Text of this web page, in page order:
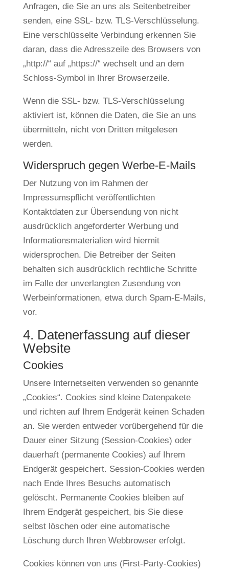
Anfragen, die Sie an uns als Seitenbetreiber
senden, eine SSL- bzw. TLS-Verschlüsselung.
Eine verschlüsselte Verbindung erkennen Sie
daran, dass die Adresszeile des Browsers von
„http://“ auf „https://“ wechselt und an dem
Schloss-Symbol in Ihrer Browserzeile.
Wenn die SSL- bzw. TLS-Verschlüsselung
aktiviert ist, können die Daten, die Sie an uns
übermitteln, nicht von Dritten mitgelesen
werden.
Widerspruch gegen Werbe-E-Mails
Der Nutzung von im Rahmen der
Impressumspflicht veröffentlichten
Kontaktdaten zur Übersendung von nicht
ausdrücklich angeforderter Werbung und
Informationsmaterialien wird hiermit
widersprochen. Die Betreiber der Seiten
behalten sich ausdrücklich rechtliche Schritte
im Falle der unverlangten Zusendung von
Werbeinformationen, etwa durch Spam-E-Mails,
vor.
4. Datenerfassung auf dieser
Website
Cookies
Unsere Internetseiten verwenden so genannte
„Cookies“. Cookies sind kleine Datenpakete
und richten auf Ihrem Endgerät keinen Schaden
an. Sie werden entweder vorübergehend für die
Dauer einer Sitzung (Session-Cookies) oder
dauerhaft (permanente Cookies) auf Ihrem
Endgerät gespeichert. Session-Cookies werden
nach Ende Ihres Besuchs automatisch
gelöscht. Permanente Cookies bleiben auf
Ihrem Endgerät gespeichert, bis Sie diese
selbst löschen oder eine automatische
Löschung durch Ihren Webbrowser erfolgt.
Cookies können von uns (First-Party-Cookies)